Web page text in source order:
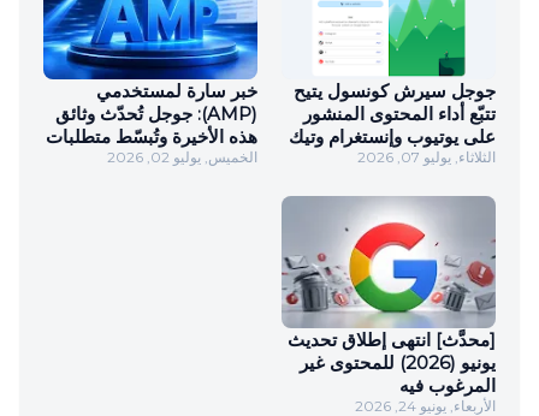
جوجل سيرش كونسول يتيح
تتبّع أداء المحتوى المنشور
على يوتيوب وإنستغرام وتيك
توك وإكس في نتائج البحث
الثلاثاء, يوليو 07, 2026
خبر سارة لمستخدمي
(AMP): جوجل تُحدّث وثائق
هذه الأخيرة وتُبسّط متطلبات
استخدامها في نتائج البحث
الخميس, يوليو 02, 2026
[محدَّث] انتهى إطلاق تحديث
يونيو (2026) للمحتوى غير
المرغوب فيه
الأربعاء, يونيو 24, 2026